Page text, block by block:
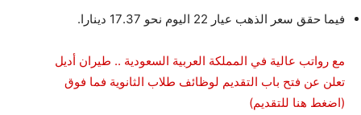
فيما حقق سعر الذهب عيار 22 اليوم نحو 17.37 دينارا.
مع رواتب عالية في المملكة العربية السعودية .. طيران أديل
تعلن عن فتح باب التقديم لوظائف طلاب الثانوية فما فوق
(اضغط هنا للتقديم)